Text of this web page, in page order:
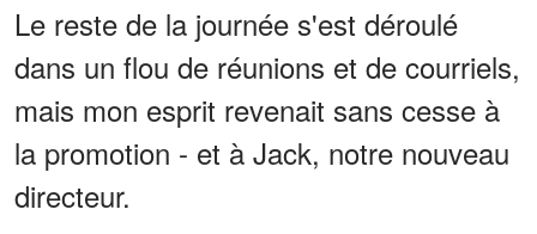
Le reste de la journée s'est déroulé
dans un flou de réunions et de courriels,
mais mon esprit revenait sans cesse à
la promotion - et à Jack, notre nouveau
directeur.